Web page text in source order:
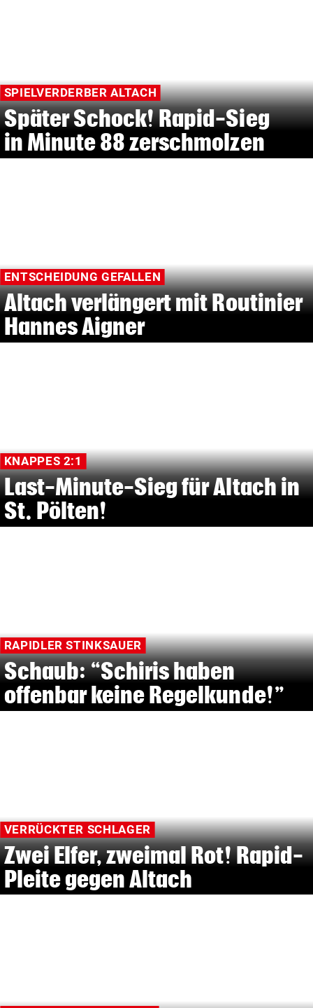
SPIELVERDERBER ALTACH
Später Schock! Rapid-Sieg
in Minute 88 zerschmolzen
ENTSCHEIDUNG GEFALLEN
Altach verlängert mit Routinier
Hannes Aigner
KNAPPES 2:1
Last-Minute-Sieg für Altach in
St. Pölten!
RAPIDLER STINKSAUER
Schaub: “Schiris haben
offenbar keine Regelkunde!”
VERRÜCKTER SCHLAGER
Zwei Elfer, zweimal Rot! Rapid-
Pleite gegen Altach